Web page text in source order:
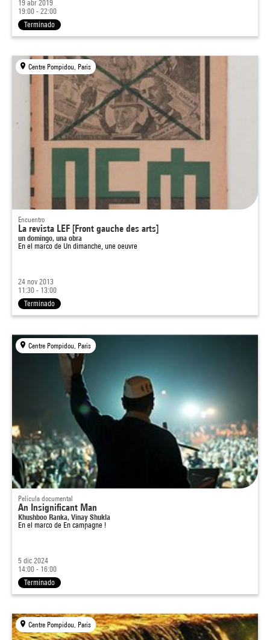
19 abr 2019
19:00 - 22:00
Terminado
Centre Pompidou, Paris
Encuentro
La revista LEF [Front gauche des arts]
un domingo, una obra
En el marco de Un dimanche, une oeuvre
24 nov 2013
11:30 - 13:00
Terminado
Centre Pompidou, Paris
Película documental
An Insignificant Man
Khushboo Ranka, Vinay Shukla
En el marco de En campagne !
5 dic 2024
14:00 - 16:00
Terminado
Centre Pompidou, Paris